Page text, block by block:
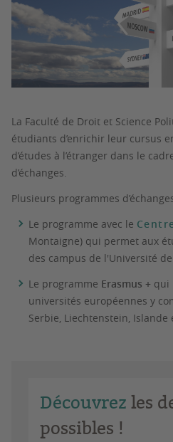
La Faculté de Droit et Science
étudiants d’enrichir leur cursus
d’études à l’étranger dans le
d’échanges.
Plusieurs programmes
Le programme avec le
Montaigne) qui permet aux
des campus de l'Université
Le programme Erasmus + qui
universités européennes y
Serbie, Liechtenstein,
Découvrez les
possibles !